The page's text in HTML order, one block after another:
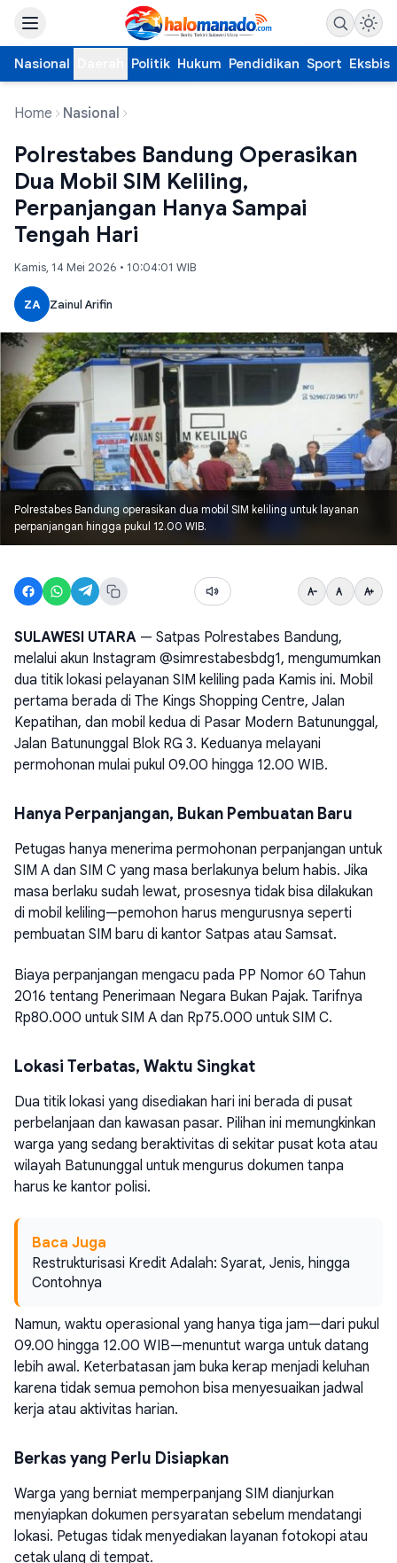
Nasional Politik Hukum Pendidikan Sport Eksbis
Home Nasional
Polrestabes Bandung Operasikan
Dua Mobil SIM Keliling,
Perpanjangan Hanya Sampai
Tengah Hari
Kamis, 14 Mei 2026 • 10:04:01 WIB
ZA Zainul Arifin
Polrestabes Bandung operasikan dua mobil SIM keliling untuk layanan
perpanjangan hingga pukul 12.00 WIB.
SULAWESI UTARA — Satpas Polrestabes Bandung,
melalui akun Instagram @simrestabesbdg1, mengumumkan
dua titik lokasi pelayanan SIM keliling pada Kamis ini. Mobil
pertama berada di The Kings Shopping Centre, Jalan
Kepatihan, dan mobil kedua di Pasar Modern Batununggal,
Jalan Batununggal Blok RG 3. Keduanya melayani
permohonan mulai pukul 09.00 hingga 12.00 WIB.
Hanya Perpanjangan, Bukan Pembuatan Baru
Petugas hanya menerima permohonan perpanjangan untuk
SIM A dan SIM C yang masa berlakunya belum habis. Jika
masa berlaku sudah lewat, prosesnya tidak bisa dilakukan
di mobil keliling—pemohon harus mengurusnya seperti
pembuatan SIM baru di kantor Satpas atau Samsat.
Biaya perpanjangan mengacu pada PP Nomor 60 Tahun
2016 tentang Penerimaan Negara Bukan Pajak. Tarifnya
Rp80.000 untuk SIM A dan Rp75.000 untuk SIM C.
Lokasi Terbatas, Waktu Singkat
Dua titik lokasi yang disediakan hari ini berada di pusat
perbelanjaan dan kawasan pasar. Pilihan ini memungkinkan
warga yang sedang beraktivitas di sekitar pusat kota atau
wilayah Batununggal untuk mengurus dokumen tanpa
harus ke kantor polisi.
Baca Juga
Restrukturisasi Kredit Adalah: Syarat, Jenis, hingga
Contohnya
Namun, waktu operasional yang hanya tiga jam—dari pukul
09.00 hingga 12.00 WIB—menuntut warga untuk datang
lebih awal. Keterbatasan jam buka kerap menjadi keluhan
karena tidak semua pemohon bisa menyesuaikan jadwal
kerja atau aktivitas harian.
Berkas yang Perlu Disiapkan
Warga yang berniat memperpanjang SIM dianjurkan
menyiapkan dokumen persyaratan sebelum mendatangi
lokasi. Petugas tidak menyediakan layanan fotokopi atau
cetak ulang di tempat.